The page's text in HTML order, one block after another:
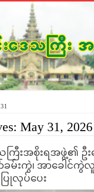
31
May 31, 2026
ကြီးအစိုးရအဖွဲ့၏ ဦး
ခမ်းကွဲ၊ အာခေါင်ကွဲလူ
လုပ်ပေး